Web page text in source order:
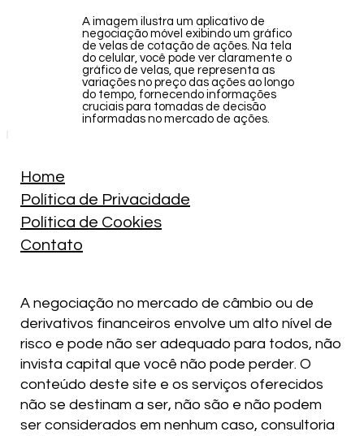
A imagem ilustra um aplicativo de
negociação móvel exibindo um gráfico
de velas de cotação de ações. Na tela
do celular, você pode ver claramente o
gráfico de velas, que representa as
variações no preço das ações ao longo
do tempo, fornecendo informações
cruciais para tomadas de decisão
informadas no mercado de ações.
Home
Política de Privacidade
Política de Cookies
Contato
A negociação no mercado de câmbio ou de
derivativos financeiros envolve um alto nível de
risco e pode não ser adequado para todos, não
invista capital que você não pode perder. O
conteúdo deste site e os serviços oferecidos
não se destinam a ser, não são e não podem
ser considerados em nenhum caso, consultoria